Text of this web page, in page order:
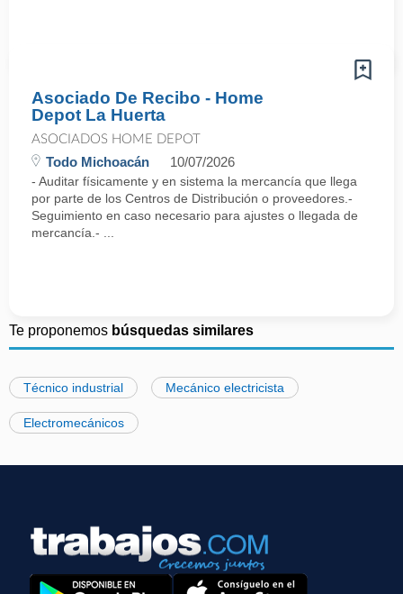
Asociado De Recibo - Home
Depot La Huerta
ASOCIADOS HOME DEPOT
Todo Michoacán 10/07/2026
- Auditar físicamente y en sistema la mercancía que llega
por parte de los Centros de Distribución o proveedores.-
Seguimiento en caso necesario para ajustes o llegada de
mercancía.- ...
Te proponemos búsquedas similares
Técnico industrial Mecánico electricista
Electromecánicos